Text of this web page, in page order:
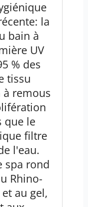
la
bain à
UV
% des
tissu
remous
que le
filtre
l'eau.
spa rond
Rhino-
au gel,